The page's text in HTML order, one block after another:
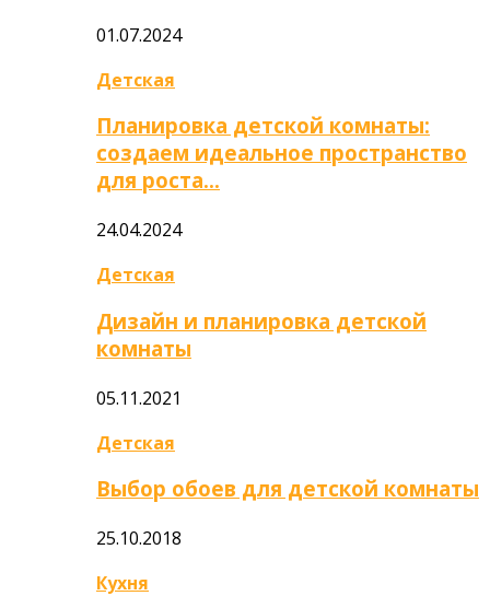
01.07.2024
Детская
Планировка детской комнаты:
создаем идеальное пространство
для роста…
24.04.2024
Детская
Дизайн и планировка детской
комнаты
05.11.2021
Детская
Выбор обоев для детской комнаты
25.10.2018
Кухня